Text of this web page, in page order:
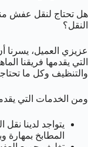
هل تحتاج لنقل عفش
النقل؟
عزيزي العميل، يسرنا
التي يقدمها فريقنا
والتنظيف وكل ما
ومن الخدمات التي
يتواجد لدينا
المطابخ بمهارة